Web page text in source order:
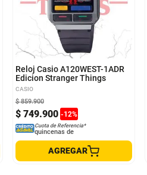
Reloj Casio A120WEST-1ADR
Edicion Stranger Things
CASIO
$ 749.900 -12%
$ 859.900
Cuota de Referencia*
quincenas de
AGREGAR